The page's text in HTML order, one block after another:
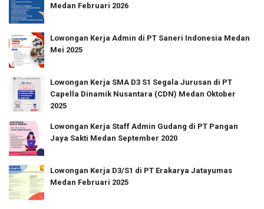
Medan Februari 2026
Lowongan Kerja Admin di PT Saneri Indonesia Medan
Mei 2025
Lowongan Kerja SMA D3 S1 Segala Jurusan di PT
Capella Dinamik Nusantara (CDN) Medan Oktober
2025
Lowongan Kerja Staff Admin Gudang di PT Pangan
Jaya Sakti Medan September 2020
Lowongan Kerja D3/S1 di PT Erakarya Jatayumas
Medan Februari 2025